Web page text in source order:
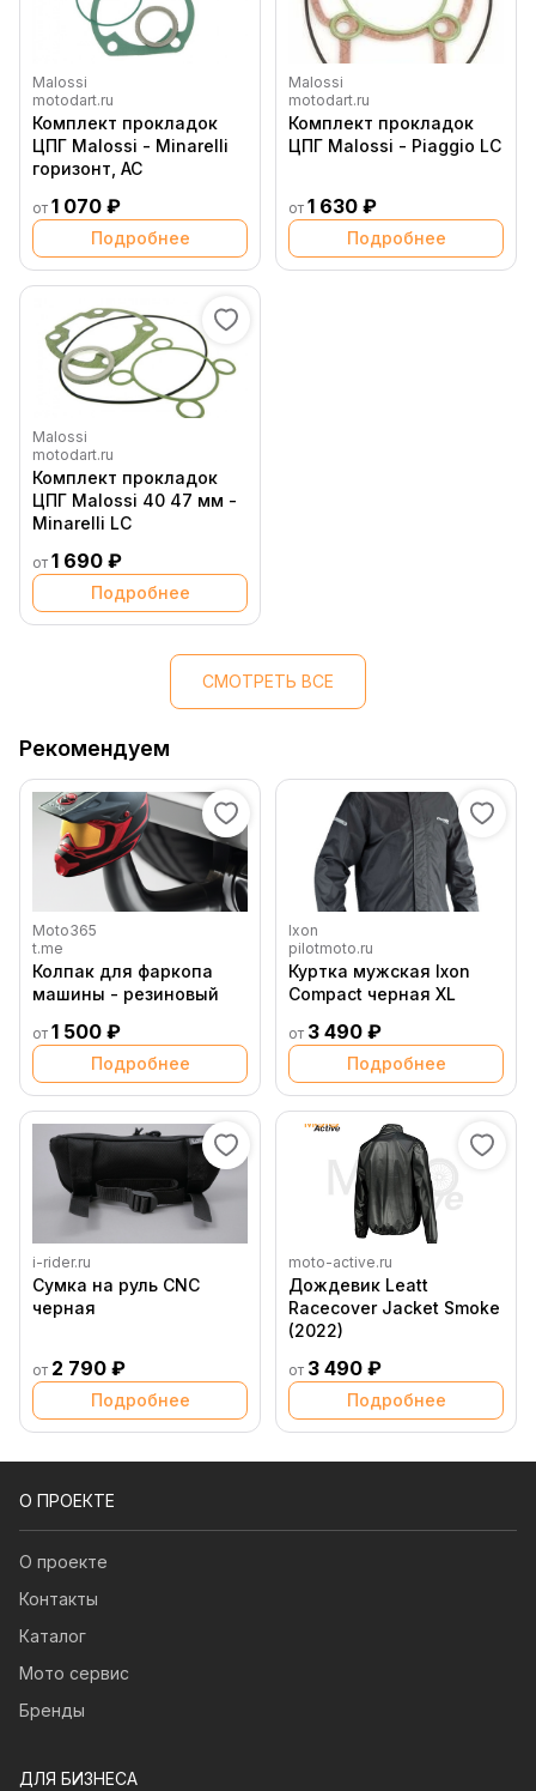
Malossi
motodart.ru
Комплект прокладок
ЦПГ Malossi - Minarelli
горизонт, AC
от 1 070 ₽
Подробнее
Malossi
motodart.ru
Комплект прокладок
ЦПГ Malossi - Piaggio LC
от 1 630 ₽
Подробнее
Malossi
motodart.ru
Комплект прокладок
ЦПГ Malossi 40 47 мм -
Minarelli LC
от 1 690 ₽
Подробнее
СМОТРЕТЬ ВСЕ
Рекомендуем
Moto365
t.me
Колпак для фаркопа
машины - резиновый
от 1 500 ₽
Подробнее
Ixon
pilotmoto.ru
Куртка мужская Ixon
Compact черная XL
от 3 490 ₽
Подробнее
i-rider.ru
Сумка на руль CNC
черная
от 2 790 ₽
Подробнее
moto-active.ru
Дождевик Leatt
Racecover Jacket Smoke
(2022)
от 3 490 ₽
Подробнее
О ПРОЕКТЕ
О проекте
Контакты
Каталог
Мото сервис
Бренды
ДЛЯ БИЗНЕСА